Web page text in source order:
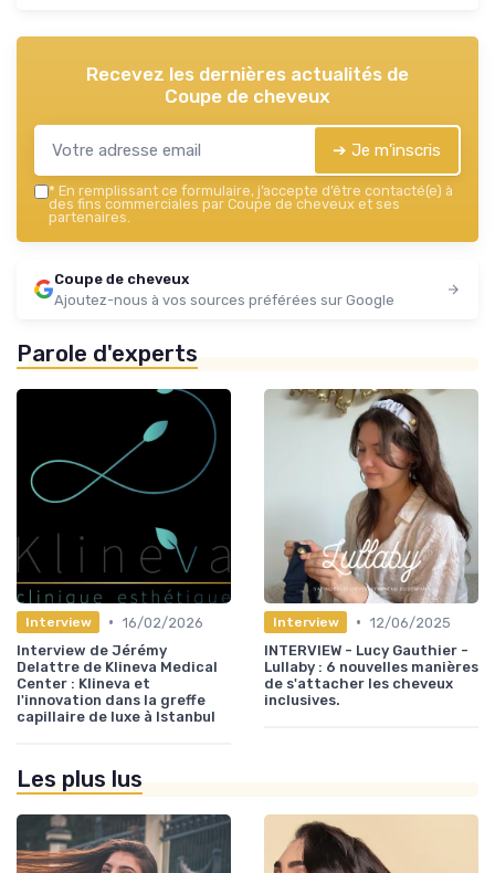
Recevez les dernières actualités de
Coupe de cheveux
➔ Je m'inscris
* En remplissant ce formulaire, j’accepte d’être contacté(e) à
des fins commerciales par Coupe de cheveux et ses
partenaires.
Coupe de cheveux
Ajoutez-nous à vos sources préférées sur Google
Parole d'experts
Interview • 16/02/2026
Interview de Jérémy
Delattre de Klineva Medical
Center : Klineva et
l'innovation dans la greffe
capillaire de luxe à Istanbul
Interview • 12/06/2025
INTERVIEW - Lucy Gauthier -
Lullaby : 6 nouvelles manières
de s'attacher les cheveux
inclusives.
Les plus lus